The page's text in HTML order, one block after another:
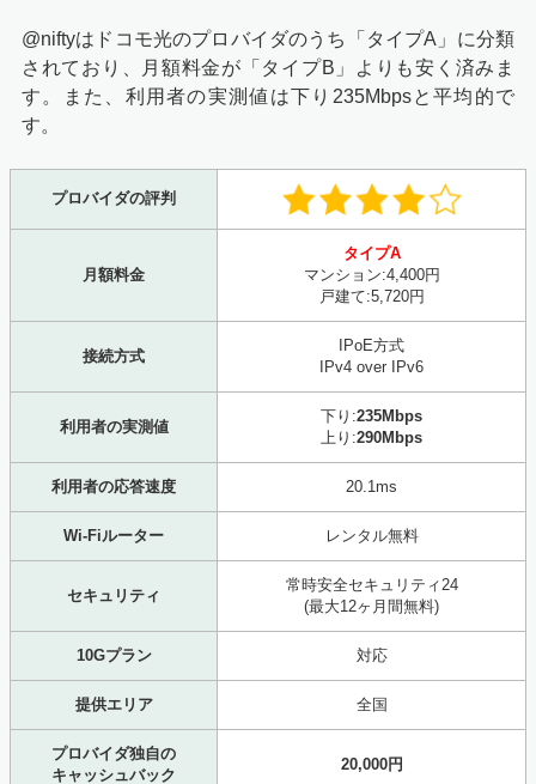
@niftyはドコモ光のプロバイダのうち「タイプA」に分類
されており、月額料金が「タイプB」よりも安く済みま
す。また、利用者の実測値は下り235Mbpsと平均的で
す。
プロバイダの評判
月額料金
タイプA
マンション:4,400円
戸建て:5,720円
接続方式
IPoE方式
IPv4 over IPv6
利用者の実測値
下り:235Mbps
上り:290Mbps
利用者の応答速度 20.1ms
Wi-Fiルーター レンタル無料
セキュリティ
常時安全セキュリティ24
(最大12ヶ月間無料)
10Gプラン 対応
提供エリア 全国
プロバイダ独自の
キャッシュバック
20,000円